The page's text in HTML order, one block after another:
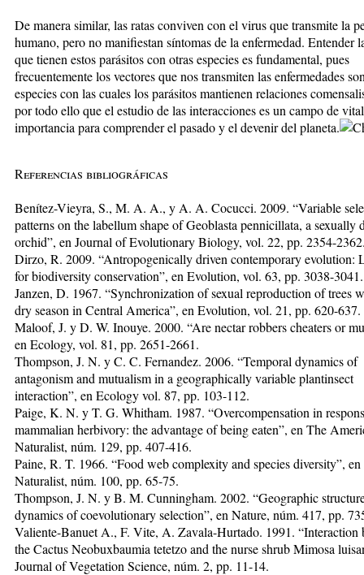
De manera similar, las ratas conviven con el virus que transmite la
humano, pero no manifiestan síntomas de la enfermedad. Entender
que tienen estos parásitos con otras especies es fundamental, pues
frecuentemente los vectores que nos transmiten las enfermedades
especies con las cuales los parásitos mantienen relaciones
por todo ello que el estudio de las interacciones es un campo de vital
importancia para comprender el pasado y el devenir del planeta.
Referencias bibliográficas
Benítez-Vieyra, S., M. A. A., y A. A. Cocucci. 2009. “Variable
patterns on the labellum shape of Geoblasta pennicillata, a sexually
orchid”, en Journal of Evolutionary Biology, vol. 22, pp. 2354-
Dirzo, R. 2009. “Antropogenically driven contemporary evolution:
for biodiversity conservation”, en Evolution, vol. 63, pp. 3038-3041.
Janzen, D. 1967. “Synchronization of sexual reproduction of trees
dry season in Central America”, en Evolution, vol. 21, pp. 620-637.
Maloof, J. y D. W. Inouye. 2000. “Are nectar robbers cheaters or
en Ecology, vol. 81, pp. 2651-2661.
Thompson, J. N. y C. C. Fernandez. 2006. “Temporal dynamics of
antagonism and mutualism in a geographically variable plantinsect
interaction”, en Ecology vol. 87, pp. 103-112.
Paige, K. N. y T. G. Whitham. 1987. “Overcompensation in
mammalian herbivory: the advantage of being eaten”, en The
Naturalist, núm. 129, pp. 407-416.
Paine, R. T. 1966. “Food web complexity and species diversity”,
Naturalist, núm. 100, pp. 65-75.
Thompson, J. N. y B. M. Cunningham. 2002. “Geographic
dynamics of coevolutionary selection”, en Nature, núm. 417, pp.
Valiente-Banuet A., F. Vite, A. Zavala-Hurtado. 1991. “Interaction
the Cactus Neobuxbaumia tetetzo and the nurse shrub Mimosa
Journal of Vegetation Science, núm. 2, pp. 11-14.